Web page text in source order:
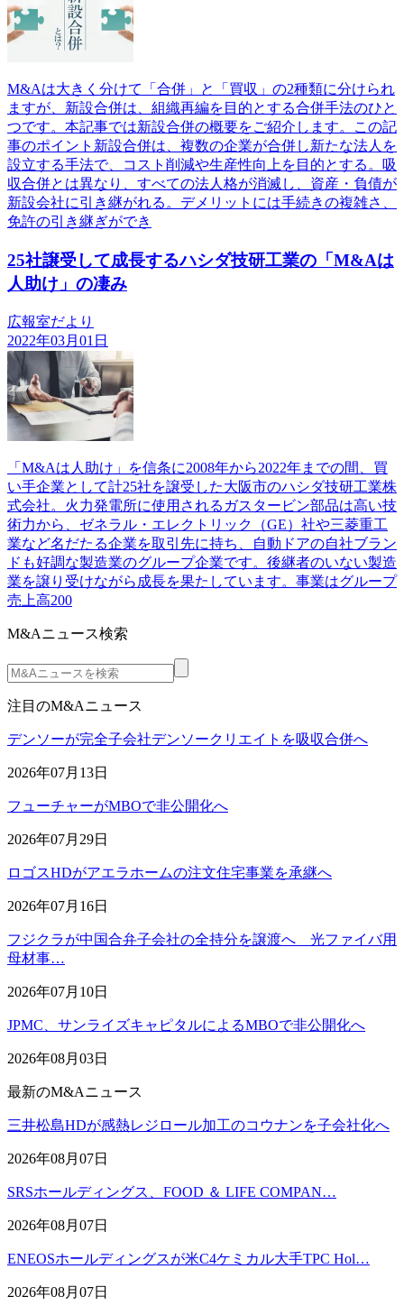
M&Aは大きく分けて「合併」と「買収」の2種類に分けられ
ますが、新設合併は、組織再編を目的とする合併手法のひと
つです。本記事では新設合併の概要をご紹介します。この記
事のポイント新設合併は、複数の企業が合併し新たな法人を
設立する手法で、コスト削減や生産性向上を目的とする。吸
収合併とは異なり、すべての法人格が消滅し、資産・負債が
新設会社に引き継がれる。デメリットには手続きの複雑さ、
免許の引き継ぎができ
25社譲受して成長するハシダ技研工業の「M&Aは
人助け」の凄み
広報室だより
2022年03月01日
「M&Aは人助け」を信条に2008年から2022年までの間、買
い手企業として計25社を譲受した大阪市のハシダ技研工業株
式会社。火力発電所に使用されるガスタービン部品は高い技
術力から、ゼネラル・エレクトリック（GE）社や三菱重工
業など名だたる企業を取引先に持ち、自動ドアの自社ブラン
ドも好調な製造業のグループ企業です。後継者のいない製造
業を譲り受けながら成長を果たしています。事業はグループ
売上高200
M&Aニュース検索
注目のM&Aニュース
デンソーが完全子会社デンソークリエイトを吸収合併へ
2026年07月13日
フューチャーがMBOで非公開化へ
2026年07月29日
ロゴスHDがアエラホームの注文住宅事業を承継へ
2026年07月16日
フジクラが中国合弁子会社の全持分を譲渡へ 光ファイバ用
母材事…
2026年07月10日
JPMC、サンライズキャピタルによるMBOで非公開化へ
2026年08月03日
最新のM&Aニュース
三井松島HDが感熱レジロール加工のコウナンを子会社化へ
2026年08月07日
SRSホールディングス、FOOD ＆ LIFE COMPAN…
2026年08月07日
ENEOSホールディングスが米C4ケミカル大手TPC Hol…
2026年08月07日